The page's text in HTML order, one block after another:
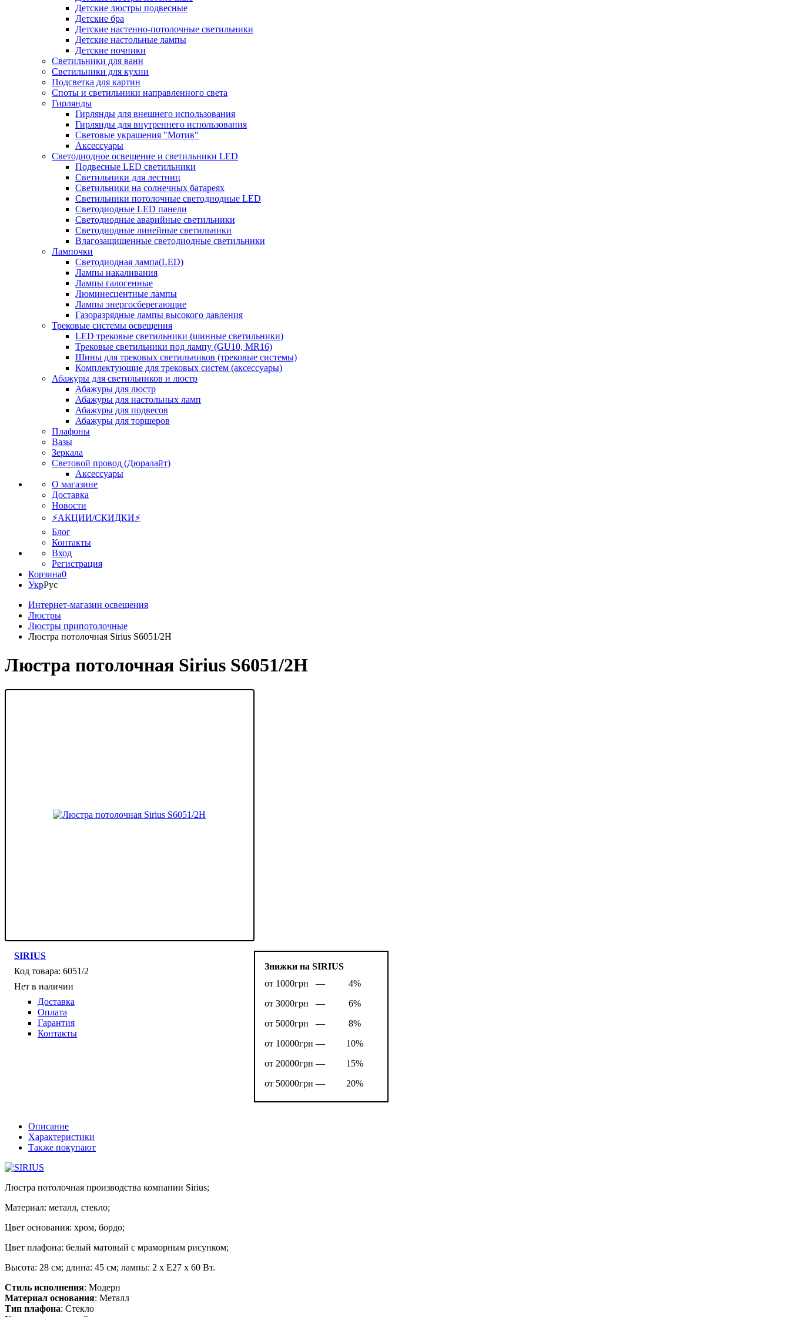
Детские люстры подвесные
Детские бра
Детские настенно-потолочные светильники
Детские настольные лампы
Детские ночники
Светильники для ванн
Светильники для кухни
Подсветка для картин
Споты и светильники направленного света
Гирлянды
Гирлянды для внешнего использования
Гирлянды для внутреннего использования
Световые украшения "Мотив"
Аксессуары
Светодиодное освещение и светильники LED
Подвесные LED светильники
Светильники для лестниц
Светильники на солнечных батареях
Светильники потолочные светодиодные LED
Светодиодные LED панели
Светодиодные аварийные светильники
Светодиодные линейные светильники
Влагозащищенные светодиодные светильники
Лампочки
Светодиодная лампа(LED)
Лампы накаливания
Лампы галогенные
Люминесцентные лампы
Лампы энергосберегающие
Газоразрядные лампы высокого давления
Трековые системы освещения
LED трековые светильники (шинные светильники)
Трековые светильники под лампу (GU10, MR16)
Шины для трековых светильников (трековые системы)
Комплектующие для трековых систем (аксессуары)
Абажуры для светильников и люстр
Абажуры для люстр
Абажуры для настольных ламп
Абажуры для подвесов
Абажуры для торшеров
Плафоны
Вазы
Зеркала
Световой провод (Дюралайт)
Аксессуары
О магазине
Доставка
Новости
⚡АКЦИИ/СКИДКИ⚡
Блог
Контакты
Вход
Регистрация
Корзина0
УкрРус
Интернет-магазин освещения
Люстры
Люстры припотолочные
Люстра потолочная Sirius S6051/2H
Люстра потолочная Sirius S6051/2H
Знижки на SIRIUS
от 1000грн —
4%
от 3000грн —
6%
от 5000грн —
8%
от 10000грн —
10%
от 20000грн —
15%
от 50000грн —
20%
SIRIUS
6051/2
Нет в наличии
Доставка
Оплата
Гарантия
Контакты
Описание
Характеристики
Также покупают
Люстра потолочная производства компании Sirius;
Материал: металл, стекло;
Цвет основания: хром, бордо;
Цвет плафона: белый матовый с мраморным рисунком;
Высота: 28 см; длина: 45 см; лампы: 2 х Е27 х 60 Вт.
Стиль исполнения: Модерн
Материал основания: Металл
Тип плафона: Стекло